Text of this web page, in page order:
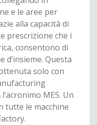
e le aree per
alla capacità di
prescrizione che i
consentono di
Questa
solo con
MES. Un
tutte le macchine